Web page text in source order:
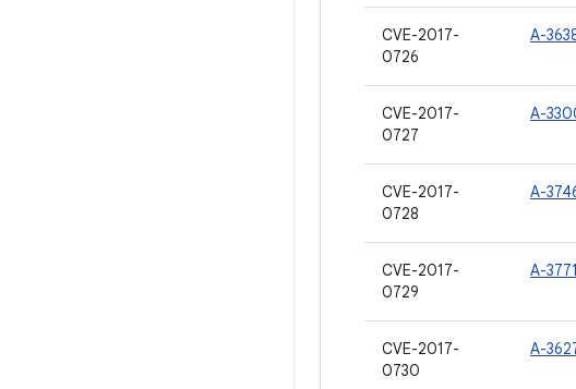
CVE-2017-
0726
A-
CVE-2017-
0727
A-
CVE-2017-
0728
A-
CVE-2017-
0729
A-
CVE-2017-
0730
A-